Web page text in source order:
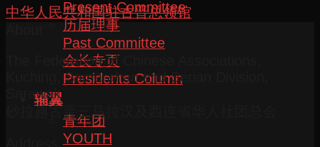
Present Committee
历届理事
Past Committee
会长专页
Presidents Column
辅翼
青年团
YOUTH
中华人民共和国驻古晋总领馆
The Federation of Chinese Associations,
Kuching, Samarahan and Serian Division,
Sarawak
砂拉越古晋三马拉汉及西连省华人社团总会